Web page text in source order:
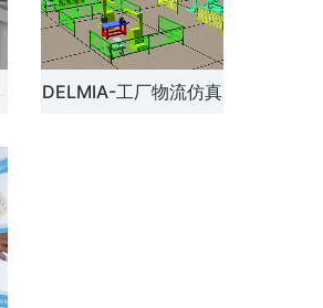
DELMIA-工厂物流仿真